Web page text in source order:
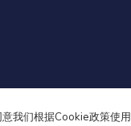
我们根据Cookie政策使用